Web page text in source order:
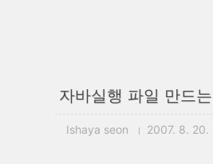
자바실행 파일 만드
Ishaya seon 2007. 8. 20.